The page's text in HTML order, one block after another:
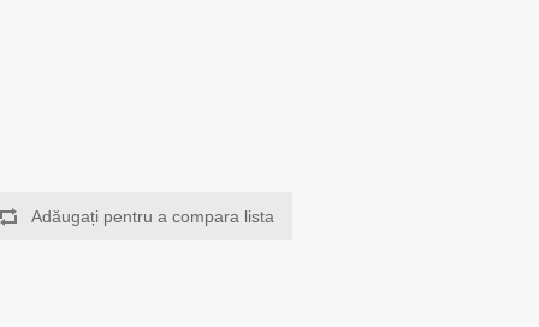
Adăugați pentru a compara lista